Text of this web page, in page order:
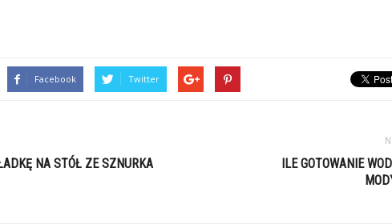
Facebook Twitter
NA STÓŁ ZE SZNURKA
ILE GOTOWANIE